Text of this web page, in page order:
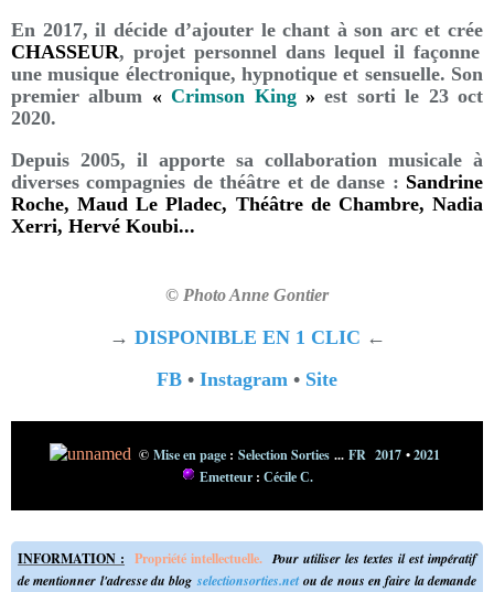
En 2017, il décide d’ajouter le chant à son arc et crée
CHASSEUR, projet personnel dans lequel il façonne
une musique électronique, hypnotique et sensuelle. Son
premier album «Crimson King»est sorti le 23 oct
2020.
Depuis 2005, il apporte sa collaboration musicale à
diverses compagnies de théâtre et de danse : Sandrine
Roche, Maud Le Pladec, Théâtre de Chambre, Nadia
Xerri, Hervé Koubi...
© Photo Anne Gontier
→ DISPONIBLE EN 1 CLIC ←
FB • Instagram • Site
© Mise en page : Selection Sorties ... FR 2017 •2021
Emetteur : Cécile C.
INFORMATION : Propriété intellectuelle. Pour utiliser les textes il est impératif
de mentionner l'adresse du blogselectionsorties.net ou de nous en faire la demande